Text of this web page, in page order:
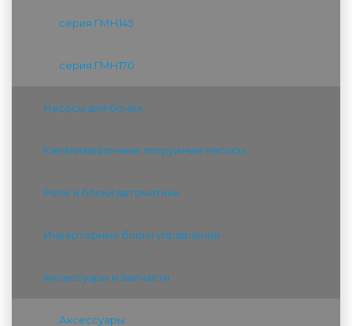
серия ГМН145
серия ГМН170
Насосы для бочек
Канализационные погружные насосы
Реле и блоки автоматики
Инверторные блоки управления
Аксессуары и Запчасти
Аксессуары